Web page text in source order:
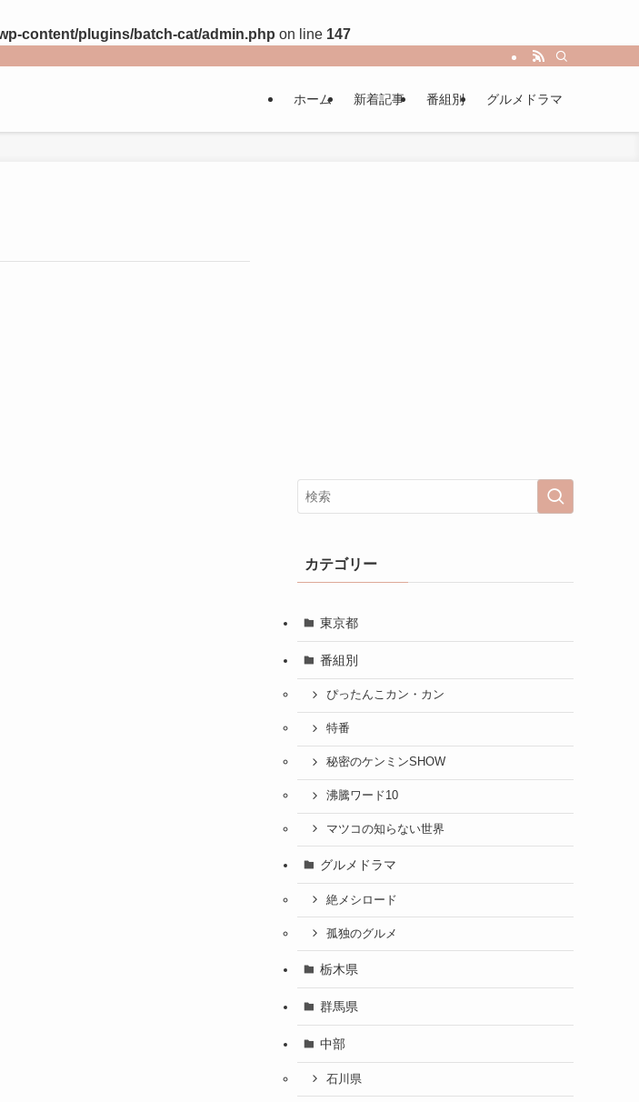
content/plugins/batch-cat/admin.php on line 147
ホーム 新着記事 番組別 グルメドラマ
カテゴリー
東京都
番組別
ぴったんこカン・カン
特番
秘密のケンミンSHOW
沸騰ワード10
マツコの知らない世界
グルメドラマ
絶メシロード
孤独のグルメ
栃木県
群馬県
中部
石川県